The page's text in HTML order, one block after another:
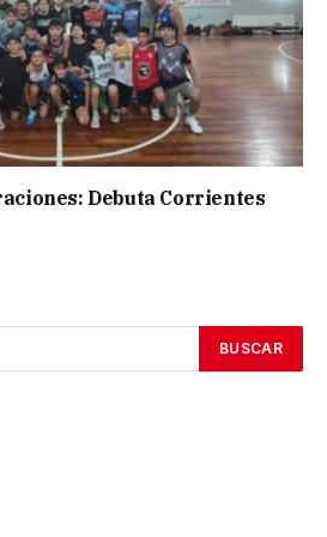
Debuta Corrientes